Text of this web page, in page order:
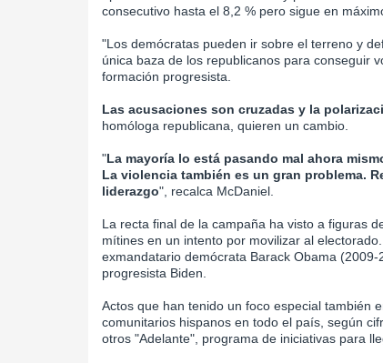
consecutivo hasta el 8,2 % pero sigue en
"Los demócratas pueden ir sobre el terreno y
única baza de los republicanos para conseguir
formación progresista.
Las acusaciones son cruzadas y la
homóloga republicana, quieren un cambio.
"La mayoría lo está pasando mal ahora
La violencia también es un gran problema.
liderazgo", recalca McDaniel.
La recta final de la campaña ha visto a figuras
mítines en un intento por movilizar al
exmandatario demócrata Barack Obama
progresista Biden.
Actos que han tenido un foco especial también
comunitarios hispanos en todo el país, según
otros "Adelante", programa de iniciativas para